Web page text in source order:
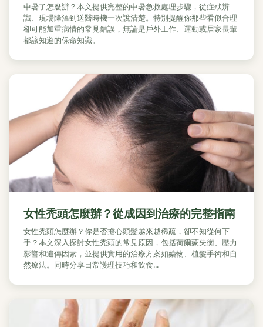
中暑了怎麼辦？本文提供完整的中暑急救處理步驟，從症狀辨
識、現場降溫到送醫時機一次說清楚。特別提醒你那些看似合理
卻可能加重病情的常見錯誤，無論是戶外工作、運動或居家長輩
都該知道的保命知識。
女性禿頭怎麼辦？從成因到治療的完整指南
女性禿頭怎麼辦？你是否擔心頭髮越來越稀疏，卻不知從何下
手？本文深入探討女性禿頭的常見原因，包括荷爾蒙失衡、壓力
影響和遺傳因素，並提供實用的治療方案如藥物、植髮手術和自
然療法。同時分享日常護理技巧和飲食...